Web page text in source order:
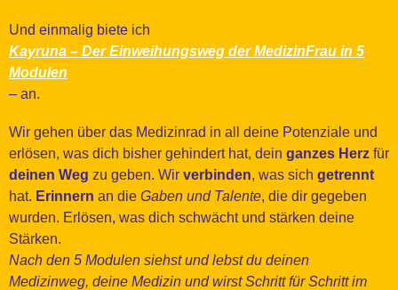
Und einmalig biete ich
Kayruna – Der Einweihungsweg der MedizinFrau in 5
Modulen
– an.
Wir gehen über das Medizinrad in all deine Potenziale und
erlösen, was dich bisher gehindert hat, dein ganzes Herz für
deinen Weg zu geben. Wir verbinden, was sich getrennt
hat. Erinnern an die Gaben und Talente, die dir gegeben
wurden. Erlösen, was dich schwächt und stärken deine
Stärken.
Nach den 5 Modulen siehst und lebst du deinen
Medizinweg, deine Medizin und wirst Schritt für Schritt im